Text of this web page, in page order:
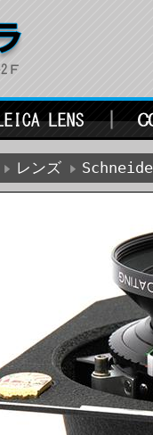
レンズ